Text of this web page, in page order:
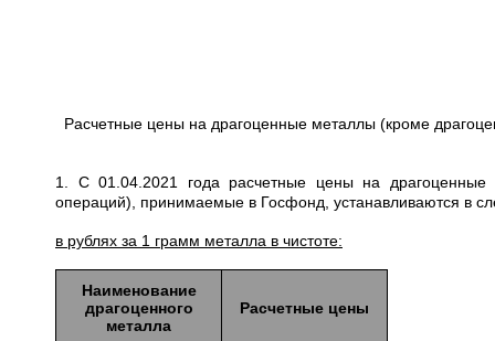
Расчетные цены на драгоценные металлы (кроме
1. С 01.04.2021 года расчетные цены на драгоценные
операций), принимаемые в Госфонд, устанавливаются в
в рублях за 1 грамм металла в чистоте:
Наименование
драгоценного
металла
Расчетные цены